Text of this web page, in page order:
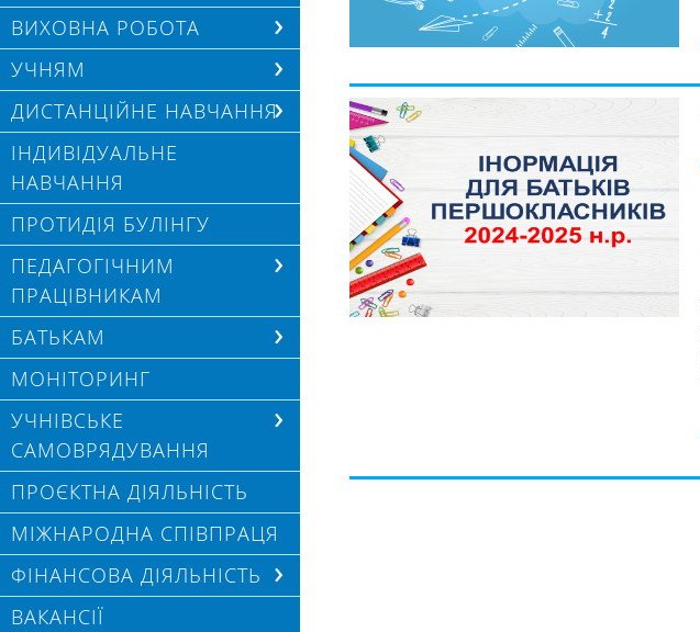
ВИХОВНА РОБОТА
УЧНЯМ
ДИСТАНЦІЙНЕ НАВЧАННЯ
ІНДИВІДУАЛЬНЕ
НАВЧАННЯ
ПРОТИДІЯ БУЛІНГУ
ПЕДАГОГІЧНИМ
ПРАЦІВНИКАМ
БАТЬКАМ
МОНІТОРИНГ
УЧНІВСЬКЕ
САМОВРЯДУВАННЯ
ПРОЄКТНА ДІЯЛЬНІСТЬ
МІЖНАРОДНА СПІВПРАЦЯ
ФІНАНСОВА ДІЯЛЬНІСТЬ
ВАКАНСІЇ